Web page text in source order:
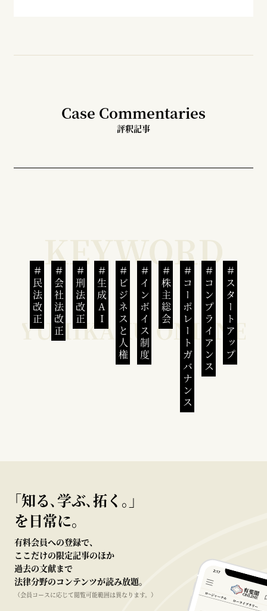
Case Commentaries
評釈記事
民法改正 会社法改正 刑法改正 生成AI ビジネスと人権インボイス制度 株主総会 コーポレートガバナンスコンプライアンススタートアップ
｢知る､学ぶ､拓く｡｣
を日常に。
有料会員への登録で、
ここだけの限定記事のほか
過去の文献まで
法律分野のコンテンツが読み放題。
（会員コースに応じて閲覧可能範囲は異なります。）